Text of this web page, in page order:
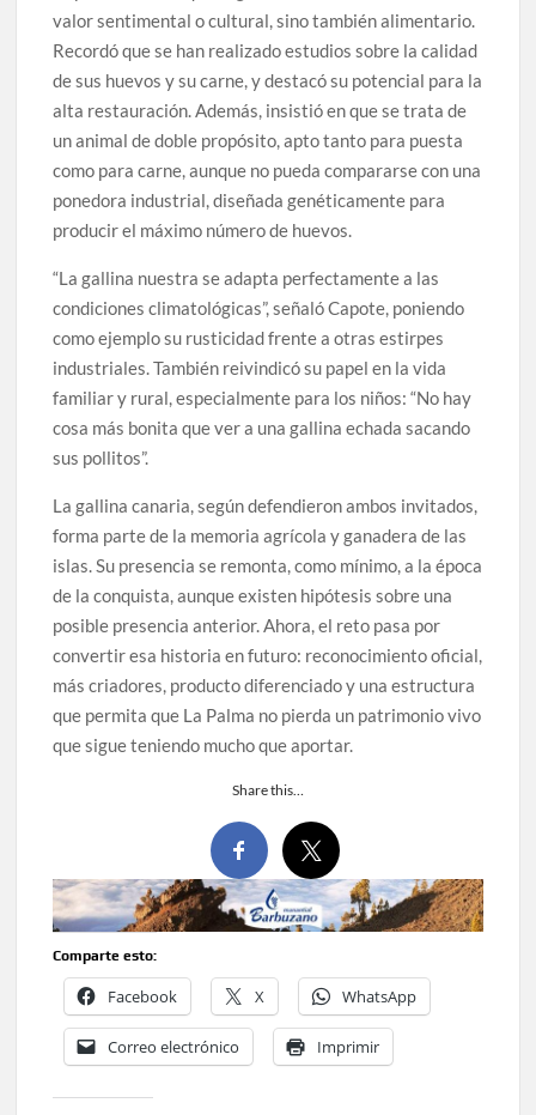
valor sentimental o cultural, sino también alimentario.
Recordó que se han realizado estudios sobre la calidad
de sus huevos y su carne, y destacó su potencial para la
alta restauración. Además, insistió en que se trata de
un animal de doble propósito, apto tanto para puesta
como para carne, aunque no pueda compararse con una
ponedora industrial, diseñada genéticamente para
producir el máximo número de huevos.
“La gallina nuestra se adapta perfectamente a las
condiciones climatológicas”, señaló Capote, poniendo
como ejemplo su rusticidad frente a otras estirpes
industriales. También reivindicó su papel en la vida
familiar y rural, especialmente para los niños: “No hay
cosa más bonita que ver a una gallina echada sacando
sus pollitos”.
La gallina canaria, según defendieron ambos invitados,
forma parte de la memoria agrícola y ganadera de las
islas. Su presencia se remonta, como mínimo, a la época
de la conquista, aunque existen hipótesis sobre una
posible presencia anterior. Ahora, el reto pasa por
convertir esa historia en futuro: reconocimiento oficial,
más criadores, producto diferenciado y una estructura
que permita que La Palma no pierda un patrimonio vivo
que sigue teniendo mucho que aportar.
Share this…
Comparte esto:
Facebook X WhatsApp
Correo electrónico Imprimir